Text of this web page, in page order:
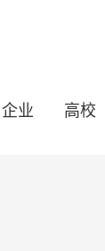
企业 高校